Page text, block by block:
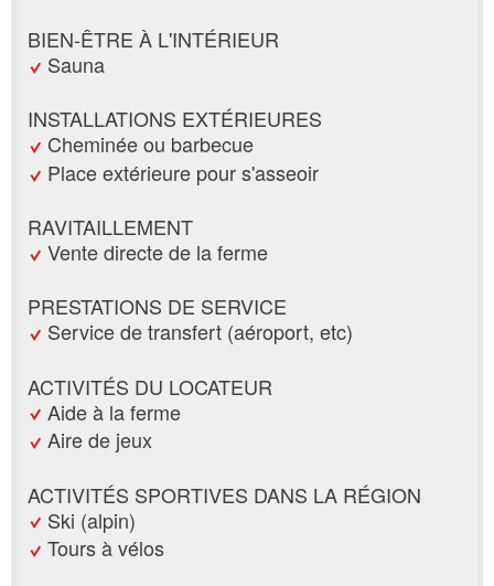
BIEN-ÊTRE À L'INTÉRIEUR
Sauna
INSTALLATIONS EXTÉRIEURES
Cheminée ou barbecue
Place extérieure pour s'asseoir
RAVITAILLEMENT
Vente directe de la ferme
PRESTATIONS DE SERVICE
Service de transfert (aéroport, etc)
ACTIVITÉS DU LOCATEUR
Aide à la ferme
Aire de jeux
ACTIVITÉS SPORTIVES DANS LA RÉGION
Ski (alpin)
Tours à vélos